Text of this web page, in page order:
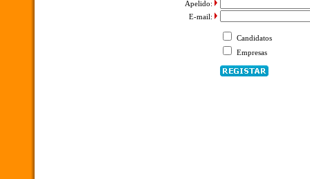
Apelido:
E-mail:
Candidatos
Empresas